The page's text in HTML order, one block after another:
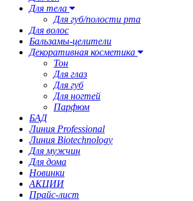
Для тела
Для губ/полости рта
Для волос
Бальзамы-целители
Декоративная косметика
Тон
Для глаз
Для губ
Для ногтей
Парфюм
БАД
Линия Professional
Линия Biotechnology
Для мужчин
Для дома
Новинки
АКЦИИ
Прайс-лист